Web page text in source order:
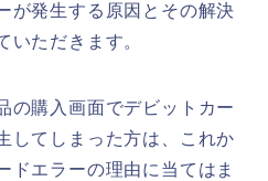
が発生する原因とその解決
いただきます。
の購入画面でデビットカー
してしまった方は、これか
ドエラーの理由に当てはま